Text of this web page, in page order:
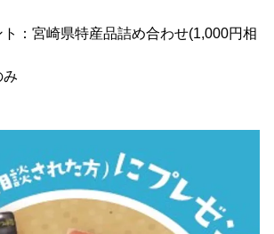
：宮崎県特産品詰め合わせ(1,000円相